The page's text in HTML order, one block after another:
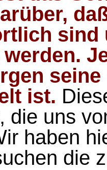
sind
ist.
die uns
haben
die